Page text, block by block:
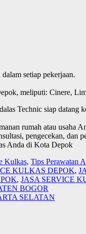
setiap pekerjaan.
meliputi: Cinere,
Technic siap datang
rumah atau usaha
pengecekan, dan
Anda di Kota Depok
Kulkas, Tips Perawatan
KULKAS DEPOK,
, JASA SERVICE
BOGOR
SELATAN